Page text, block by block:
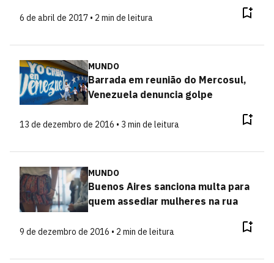
6 de abril de 2017 • 2 min de leitura
MUNDO
Barrada em reunião do Mercosul,
Venezuela denuncia golpe
13 de dezembro de 2016 • 3 min de leitura
MUNDO
Buenos Aires sanciona multa para
quem assediar mulheres na rua
9 de dezembro de 2016 • 2 min de leitura